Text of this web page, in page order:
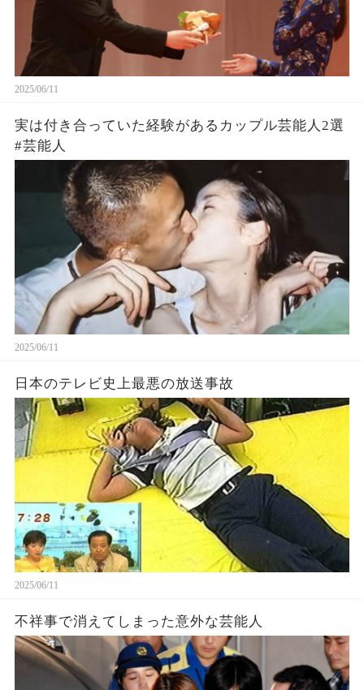
2025/06/11
実は付き合っていた経験があるカップル芸能人2選
#芸能人
2025/06/11
日本のテレビ史上最悪の放送事故
2025/06/11
不祥事で消えてしまった意外な芸能人